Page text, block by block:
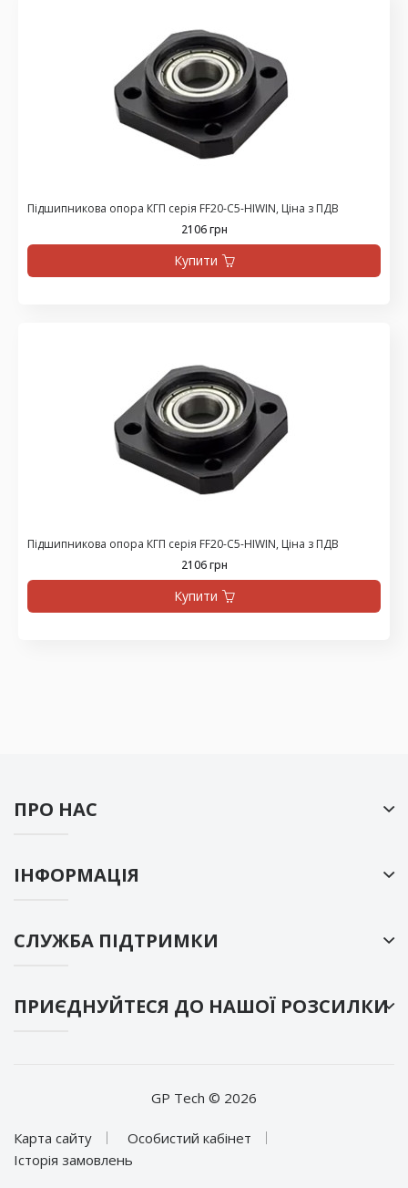
Підшипникова опора КГП серія FF20-C5-HIWIN, Ціна з ПДВ
2106 грн
Купити
Підшипникова опора КГП серія FF20-C5-HIWIN, Ціна з ПДВ
2106 грн
Купити
ПРО НАС
ІНФОРМАЦІЯ
СЛУЖБА ПІДТРИМКИ
ПРИЄДНУЙТЕСЯ ДО НАШОЇ РОЗСИЛКИ
GP Tech © 2026
Карта сайту
Особистий кабінет
Історія замовлень